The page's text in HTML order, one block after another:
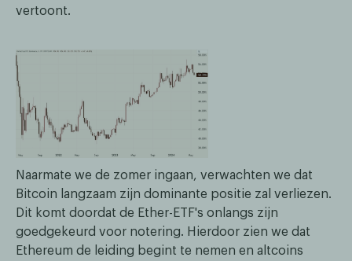
vertoont.
Naarmate we de zomer ingaan, verwachten we dat
Bitcoin langzaam zijn dominante positie zal verliezen.
Dit komt doordat de Ether-ETF's onlangs zijn
goedgekeurd voor notering. Hierdoor zien we dat
Ethereum de leiding begint te nemen en altcoins